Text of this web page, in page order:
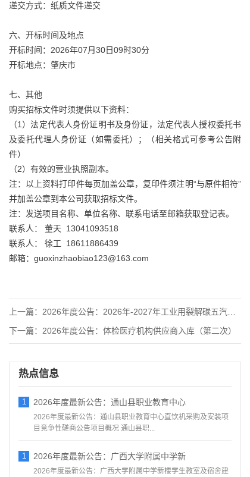
递交方式：纸质文件递交
六、开标时间及地点
开标时间：2026年07月30日09时30分
开标地点：肇庆市
七、其他
购买招标文件时须提供以下资料：
（1）法定代表人身份证明书及身份证，法定代表人授权委托书
及委托代理人身份证（如需委托）；（相关格式可参考公告附
件）
（2）有效的营业执照副本。
注：以上资料打印件每页加盖公章，复印件须注明“与原件相符”
并加盖公章到本公司获取招标文件。
注：发送项目名称、单位名称、联系电话至邮箱获取登记表。
联系人： 董天 13041093518
联系人： 徐工 18611886439
邮箱：guoxinzhaobiao123@163.com
上一篇： 2026年度公告：2026年-2027年工业用裂解碳五汽车运
下一篇： 2026年度公告：体检医疗机构供应商入库（第二次）
热点信息
1 2026年度最新公告：通山县职业教育中心
2026年度最新公告：通山县职业教育中心直饮机采购及安装项
目竞争性磋商公告项目概况 通山县职...
1 2026年度最新公告：广西大学附属中学新
2026年度最新公告：广西大学附属中学新楼学生教室及宿舍建